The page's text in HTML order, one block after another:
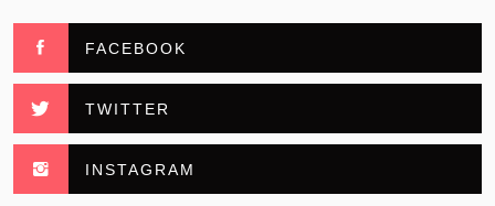
FACEBOOK
TWITTER
INSTAGRAM